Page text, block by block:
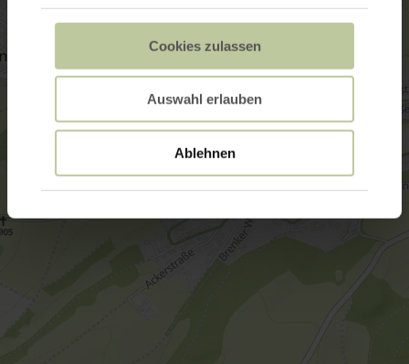
Cookies zulassen
Auswahl erlauben
Ablehnen